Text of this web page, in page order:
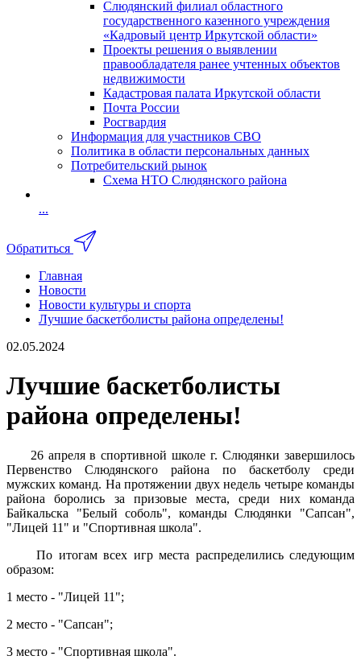
Слюдянский филиал областного
государственного казенного учреждения
«Кадровый центр Иркутской области»
Проекты решения о выявлении
правообладателя ранее учтенных объектов
недвижимости
Кадастровая палата Иркутской области
Почта России
Росгвардия
Информация для участников СВО
Политика в области персональных данных
Потребительский рынок
Схема НТО Слюдянского района
...
Обратиться
Главная
Новости
Новости культуры и спорта
Лучшие баскетболисты района определены!
02.05.2024
Лучшие баскетболисты
района определены!
26 апреля в спортивной школе г. Слюдянки завершилось
Первенство Слюдянского района по баскетболу среди
мужских команд. На протяжении двух недель четыре команды
района боролись за призовые места, среди них команда
Байкальска "Белый соболь", команды Слюдянки "Сапсан",
"Лицей 11" и "Спортивная школа".
По итогам всех игр места распределились следующим
образом:
1 место - "Лицей 11";
2 место - "Сапсан";
3 место - "Спортивная школа".